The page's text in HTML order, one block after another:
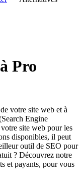
Pro
votre site web et à
Engine
site web pour les
disponibles, il peut
outil de SEO pour
? Découvrez notre
et payants, pour vous